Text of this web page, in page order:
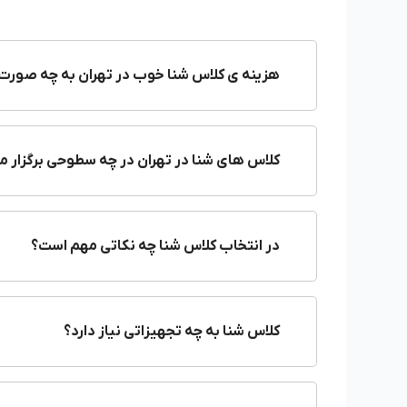
صفحهقرار گرفته، سایر آموزشگاه‌ها و باشگاه‌های ورزشی
ساعت کاری، شهریه و موارد دیگر، بهترین انتخاب را داشته
بهترین باشگاه‌های شنا در تهران و شهرستان‌ها
آموزشگاه‌ها و نظرات کاربران را مشاهده کنید و انتخاب
در ادامه تعدادی از بهترین باشگاه‌های شنا در شهر تهران
استخر آب نگار
استخر شهید مطهری
استخر پالیم
هزینه ی کلاس شنا خوب در تهران به چه
کلاس های شنا در تهران در چه سطوحی برگزار
در انتخاب کلاس شنا چه نکاتی مهم است؟
کلاس شنا به چه تجهیزاتی نیاز دارد؟